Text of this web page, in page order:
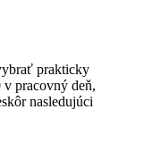
prakticky
pracovný deň,
nasledujúci